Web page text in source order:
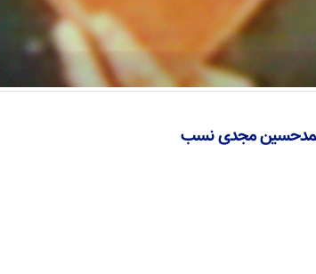
محمدحسین مجدی نسب